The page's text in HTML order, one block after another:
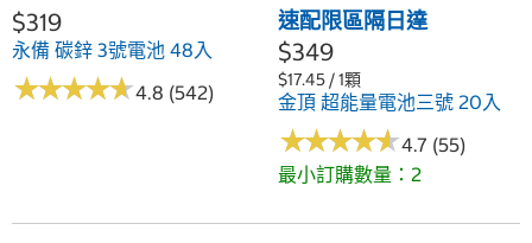
$319
永備 碳鋅 3號電池 48入
★★★★★
★★★★★4.8 (542)
速配限區隔日達
$349
$17.45 / 1顆
金頂 超能量電池三號 20入
★★★★★
★★★★★4.7 (55)
最小訂購數量：2